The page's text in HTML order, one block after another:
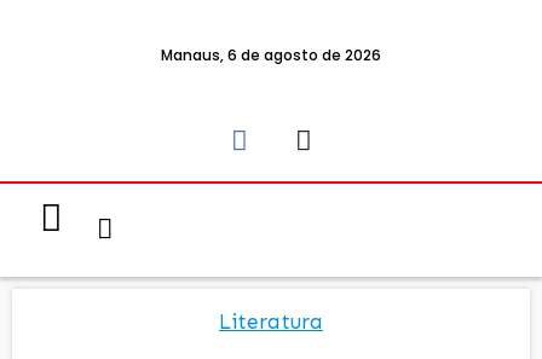
Manaus, 6 de agosto de 2026
Literatura